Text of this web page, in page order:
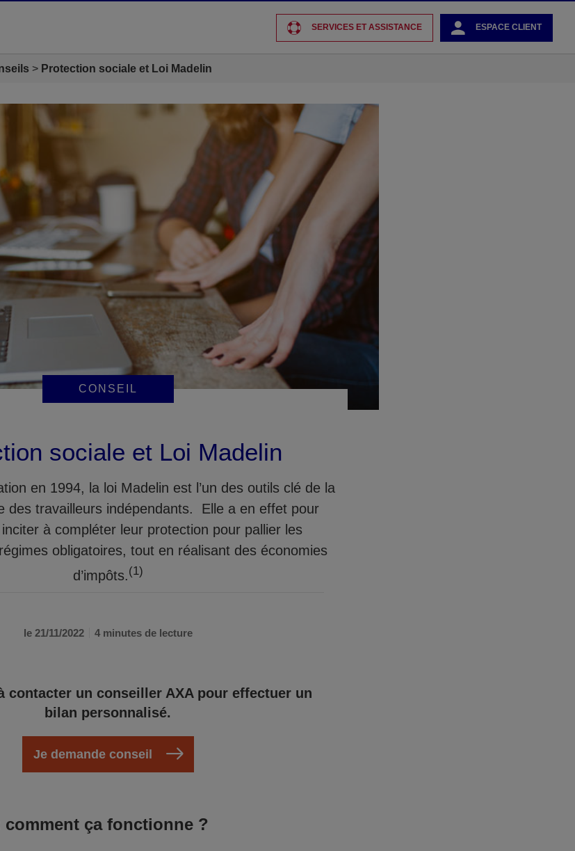
SERVICES ET ASSISTANCE ESPACE CLIENT
Protection sociale et Loi Madelin
CONSEIL
le 21/11/2022 4 minutes de lecture
sociale et Loi Madelin
en 1994, la loi Madelin est l’un des outils clé de la
des travailleurs indépendants. Elle a en effet pour
à compléter leur protection pour pallier les
obligatoires, tout en réalisant des économies
d’impôts.(1)
contacter un conseiller AXA pour effectuer un
bilan personnalisé.
Je demande conseil
ça fonctionne ?